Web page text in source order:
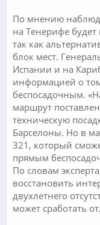
По мнению
на Тенерифе будет
так как
блок мест.
Испании и на
информацией о
беспосадочным.
маршрут
техническую
Барселоны. Но в
321, который
прямым
По словам
восстановить
двухлетнего
может сработать